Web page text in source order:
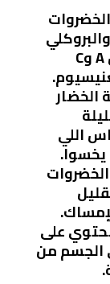
مليانة فيتامينات زي فيتامين A وC
الخضار
اللي
يخسوا.
على
الجسم من